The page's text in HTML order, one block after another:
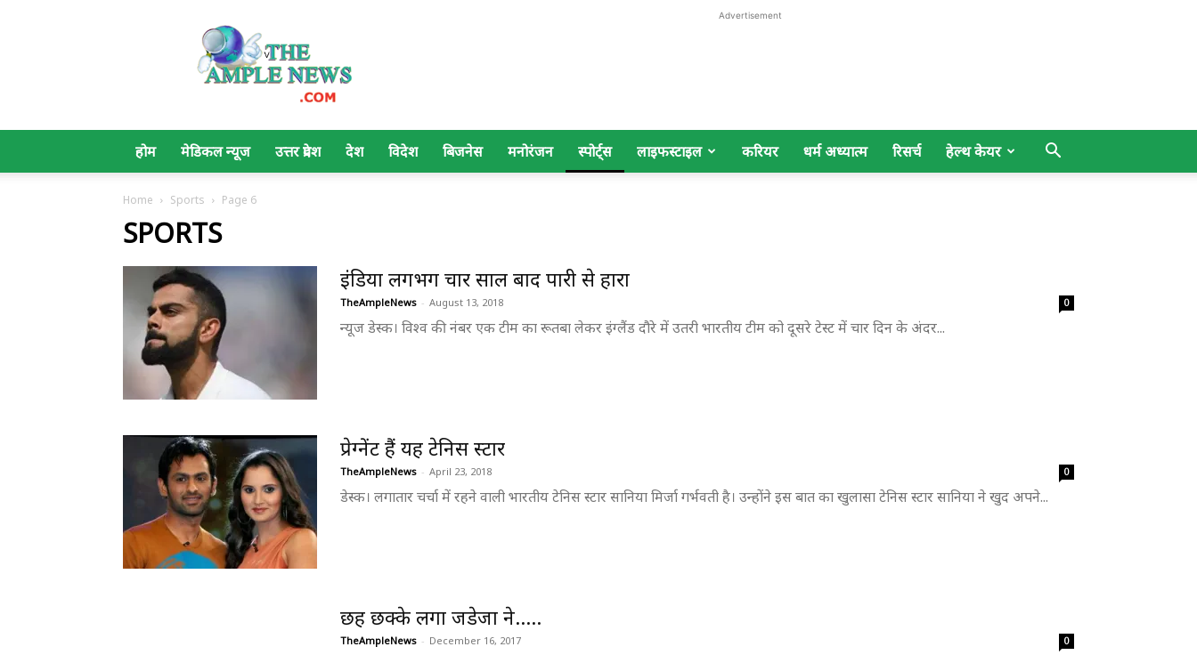
Ample
News
Advertisement
होम मेडिकल न्यूज उत्तर प्रदेश देश विदेश बिजनेस मनोरंजन स्पोर्ट्स लाइफस्टाइल करियर धर्म अध्यात्म रिसर्च हेल्थ केयर
Home Sports Page 6
SPORTS
इंडिया लगभग चार साल बाद पारी से हारा
TheAmpleNews - August 13, 2018 0
न्यूज डेस्क। विश्व की नंबर एक टीम का रूतबा लेकर इंग्लैंड दौरे में उतरी भारतीय टीम को दूसरे टेस्ट में चार दिन के अंदर...
प्रेग्नेंट हैं यह टेनिस स्टार
TheAmpleNews - April 23, 2018 0
डेस्क। लगातार चर्चा में रहने वाली भारतीय टेनिस स्टार सानिया मिर्जा गर्भवती है। उन्होंने इस बात का खुलासा टेनिस स्टार सानिया ने खुद अपने...
छह छक्के लगा जडेजा ने…..
TheAmpleNews - December 16, 2017 0